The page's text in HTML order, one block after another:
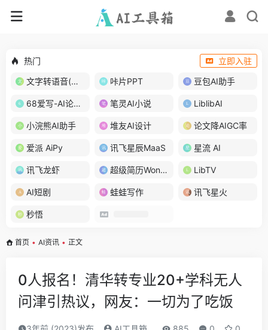
热门
立即入驻
文字转语音(琅琅配音)
咔片PPT 豆包AI助手
68爱写-AI论文写作 笔灵AI小说 LiblibAI
小浣熊AI助手 堆友AI设计 论文降AIGC率
爱派 AiPy 讯飞星辰MaaS 星流 AI
讯飞龙虾 超级简历WonderCV LibTV
AI短剧 蛙蛙写作 讯飞星火
秒悟
首页 • AI资讯 • 正文
0人报名！清华转专业20+学科无人
问津引热议，网友：一切为了吃饭